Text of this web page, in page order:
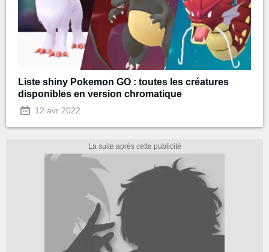
Liste shiny Pokemon GO : toutes les créatures
disponibles en version chromatique
12 avr 2022